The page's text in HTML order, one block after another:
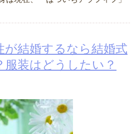
が結婚するなら結婚式
服装はどうしたい？